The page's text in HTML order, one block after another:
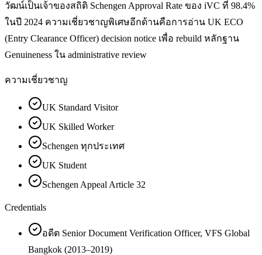
วัฒน์เป็นเจ้าของสถิติ Schengen Approval Rate ของ iVC ที่ 98.4%
ในปี 2024 ความเชี่ยวชาญพิเศษอีกด้านคือการอ่าน UK ECO
(Entry Clearance Officer) decision notice เพื่อ rebuild หลักฐาน
Genuineness ใน administrative review
ความเชี่ยวชาญ
UK Standard Visitor
UK Skilled Worker
Schengen ทุกประเทศ
UK Student
Schengen Appeal Article 32
Credentials
อดีต Senior Document Verification Officer, VFS Global
Bangkok (2013–2019)